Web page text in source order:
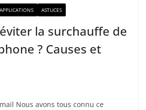
APPLICATIONS ASTUCES
la surchauffe de
? Causes et
Nous avons tous connu ce